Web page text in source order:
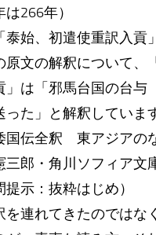
266年）
始、初遣使重訳入貢」
文の解釈について、
は「邪馬台国の台与
った」と解釈していま
国伝全釈 東アジアの
郎・角川ソフィア文
提示：抜粋はじめ）
を連れてきたのではな